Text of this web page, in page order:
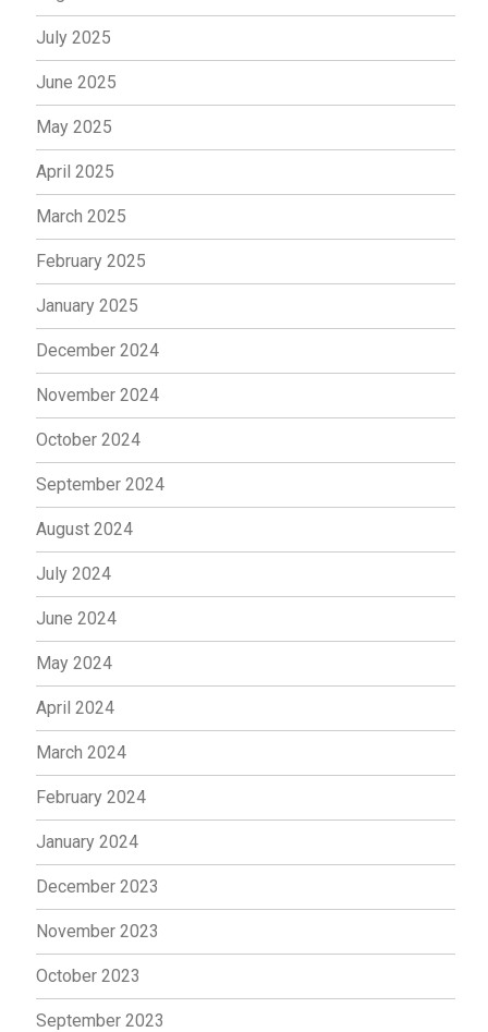
July 2025
June 2025
May 2025
April 2025
March 2025
February 2025
January 2025
December 2024
November 2024
October 2024
September 2024
August 2024
July 2024
June 2024
May 2024
April 2024
March 2024
February 2024
January 2024
December 2023
November 2023
October 2023
September 2023